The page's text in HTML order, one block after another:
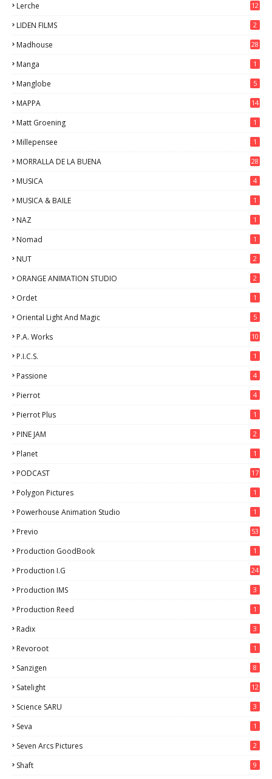
Lerche 12
LIDEN FILMS 2
Madhouse 28
Manga 1
Manglobe 5
MAPPA 14
Matt Groening 1
Millepensee 1
MORRALLA DE LA BUENA 28
MUSICA 4
MUSICA & BAILE 1
NAZ 1
Nomad 1
NUT 2
ORANGE ANIMATION STUDIO 2
Ordet 1
Oriental Light And Magic 5
P.A. Works 10
P.I.C.S. 1
Passione 4
Pierrot 4
Pierrot Plus 1
PINE JAM 2
Planet 1
PODCAST 17
Polygon Pictures 1
Powerhouse Animation Studio 1
Previo
53
Production GoodBook 1
Production I.G 24
Production IMS 3
Production Reed 1
Radix 3
Revoroot 1
Sanzigen 8
Satelight 12
Science SARU 3
Seva 1
Seven Arcs Pictures 2
Shaft 9